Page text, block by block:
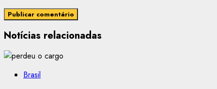
Notícias relacionadas
Brasil